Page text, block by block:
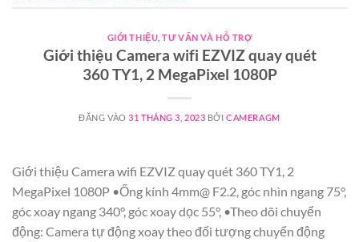
GIỚI THIỆU ,TƯ VẤN VÀ HỖ TRỢ
Giới thiệu Camera wifi EZVIZ quay quét
360 TY1, 2 MegaPixel 1080P
ĐĂNG VÀO31 THÁNG 3, 2023 BỞICAMERAGM
Giới thiệu Camera wifi EZVIZ quay quét 360 TY1, 2
MegaPixel 1080P •Ống kính 4mm@ F2.2, góc nhìn ngang 75°,
góc xoay ngang 340°, góc xoay dọc 55°, •Theo dõi chuyển
động: Camera tự động xoay theo đối tượng chuyển động